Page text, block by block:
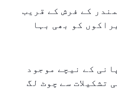
کے فرش کے قریب
کو بھی بہا
کے نیچے موجود
تشکیلات سے چوٹ لگ